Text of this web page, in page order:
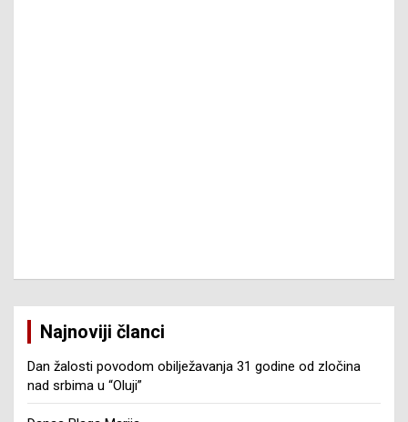
Najnoviji članci
Dan žalosti povodom obilježavanja 31 godine od zločina
nad srbima u “Oluji”